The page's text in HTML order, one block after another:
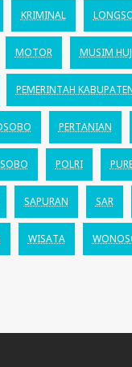
KRIMINAL
MOTOR MUSIM
PEMERINTAH
PERTANIAN
POLRI
SAPURAN SAR
WISATA